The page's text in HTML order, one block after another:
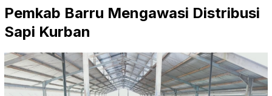
Pemkab Barru Mengawasi Distribusi
Sapi Kurban